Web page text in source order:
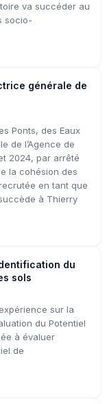
va succéder au
socio-
générale de
Ponts, des Eaux
de l’Agence de
2024, par arrêté
la cohésion des
en tant que
à Thierry
du
sols
sur la
du Potentiel
à évaluer
de